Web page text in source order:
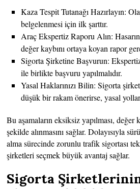
Kaza Tespit Tutanağı Hazırlayın:
belgelenmesi için ilk şarttır.
Araç Ekspertiz Raporu Alın:
değer kaybını ortaya koyan rapor
Sigorta Şirketine Başvurun:
ile birlikte başvuru yapılmalıdır.
Yasal Haklarınızı Bilin: Sigorta
düşük bir rakam önerirse, yasal
Bu aşamaların eksiksiz yapılması, değer
şekilde alınmasını sağlar. Dolayısıyla
alma sürecinde zorunlu trafik sigortası
şirketleri seçmek büyük avantaj sağlar.
Sigorta